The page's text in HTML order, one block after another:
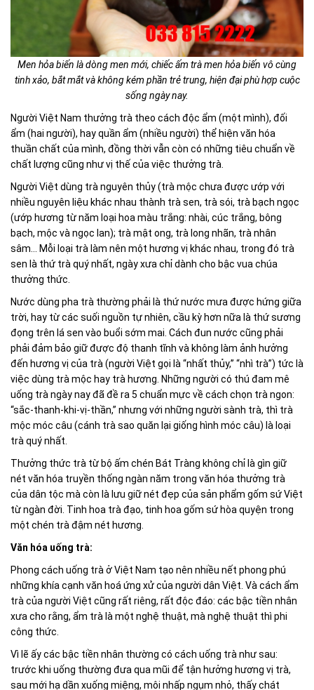
Men hỏa biến là dòng men mới, chiếc ấm trà men hỏa biến vô cùng
tinh xảo, bắt mắt và không kém phần trẻ trung, hiện đại phù hợp cuộc
sống ngày nay.
Người Việt Nam thưởng trà theo cách độc ẩm (một mình), đối
ẩm (hai người), hay quần ẩm (nhiều người) thể hiện văn hóa
thuần chất của mình, đồng thời vẫn còn có những tiêu chuẩn về
chất lượng cũng như vị thế của việc thưởng trà.
Người Việt dùng trà nguyên thủy (trà mộc chưa được ướp với
nhiều nguyên liệu khác nhau thành trà sen, trà sói, trà bạch ngọc
(ướp hương từ năm loại hoa màu trắng: nhài, cúc trắng, bông
bạch, mộc và ngọc lan); trà mật ong, trà long nhãn, trà nhân
sâm... Mỗi loại trà làm nên một hương vị khác nhau, trong đó trà
sen là thứ trà quý nhất, ngày xưa chỉ dành cho bậc vua chúa
thưởng thức.
Nước dùng pha trà thường phải là thứ nước mưa được hứng giữa
trời, hay từ các suối nguồn tự nhiên, cầu kỳ hơn nữa là thứ sương
đọng trên lá sen vào buổi sớm mai. Cách đun nước cũng phải
phải đảm bảo giữ được độ thanh tĩnh và không làm ảnh hưởng
đến hương vị của trà (người Việt gọi là “nhất thủy,” “nhì trà”) tức là
việc dùng trà mộc hay trà hương. Những người có thú đam mê
uống trà ngày nay đã đề ra 5 chuẩn mực về cách chọn trà ngon:
“sắc-thanh-khi-vị-thần,” nhưng với những người sành trà, thì trà
mộc móc câu (cánh trà sao quăn lại giống hình móc câu) là loại
trà quý nhất.
Thưởng thức trà từ bộ ấm chén Bát Tràng không chỉ là gìn giữ
nét văn hóa truyền thống ngàn năm trong văn hóa thưởng trà
của dân tộc mà còn là lưu giữ nét đẹp của sản phẩm gốm sứ Việt
từ ngàn đời. Tinh hoa trà đạo, tinh hoa gốm sứ hòa quyện trong
một chén trà đậm nét hương.
Văn hóa uống trà:
Phong cách uống trà ở Việt Nam tạo nên nhiều nết phong phú
những khía cạnh văn hoá ứng xử của người dân Việt. Và cách ẩm
trà của người Việt cũng rất riêng, rất độc đáo: các bậc tiền nhân
xưa cho rằng, ẩm trà là một nghệ thuật, mà nghệ thuật thì phi
công thức.
Vì lẽ ấy các bậc tiền nhân thường có cách uống trà như sau:
trước khi uống thường đưa qua mũi để tận hưởng hương vị trà,
sau mới hạ dần xuống miệng, môi nhấp ngụm nhỏ, thấy chát